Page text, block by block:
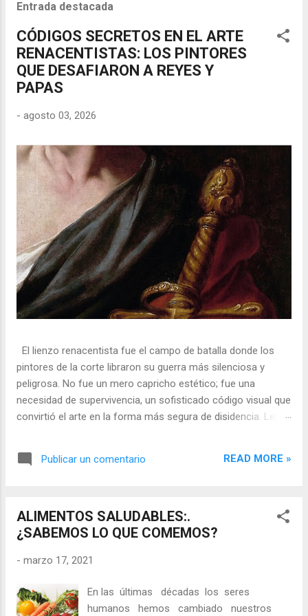
Entrada destacada
CÓDIGOS SECRETOS EN EL ARTE
RENACENTISTAS: LOS PINTORES
QUE DESAFIARON A REYES Y
PAPAS
- agosto 03, 2026
El lienzo renacentista fue el campo de batalla donde los
pintores de la corte libraron su guerra más silenciosa y
peligrosa. No fue un mero capricho estético; fue una
necesidad de supervivencia, un sofisticado código visual que
convirtió el arte en la forma más segura de disidencia. Lejos
artistas eran agentes dobles, equilibrando su necesidad de
mecenazgo real con la obligación de preservar su integridad
pintores encontraron en los símbolos, las distorsiones y los
objetos cotidianos un lenguaje cifrado capaz de eludir a los
El retrato renacentista no era un simple reflejo de la realidad,
de la corte eran los agentes dobles definitivos, y dominaban
Publicar un comentario READ MORE »
ALIMENTOS SALUDABLES:.
¿SABEMOS LO QUE COMEMOS?
- marzo 17, 2021
En las últimas décadas los seres
humanos hemos cambiado nuestros